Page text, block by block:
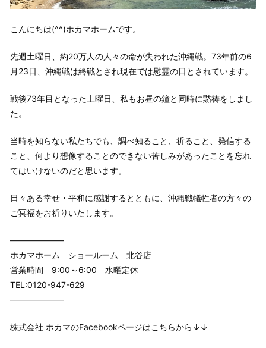
こんにちは(^^)ホカマホームです。
先週土曜日、約20万人の人々の命が失われた沖縄戦。73年前の6
月23日、沖縄戦は終戦とされ現在では慰霊の日とされています。
戦後73年目となった土曜日、私もお昼の鐘と同時に黙祷をしまし
た。
当時を知らない私たちでも、調べ知ること、祈ること、発信する
こと、何より想像することのできない苦しみがあったことを忘れ
てはいけないのだと思います。
日々ある幸せ・平和に感謝するとともに、沖縄戦犠牲者の方々の
ご冥福をお祈りいたします。
——————–
ホカマホーム ショールーム 北谷店
営業時間 9:00～6:00 水曜定休
TEL:0120-947-629
——————–
株式会社 ホカマのFacebookページはこちらから↓↓